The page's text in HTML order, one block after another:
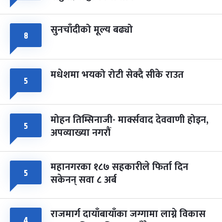
८ सुनचाँदीको मूल्य बढ्यो
५ मधेशमा भयको रोटी सेक्दै सीके राउत
५ मोहन तिम्सिनाजी- मार्क्सवाद देववाणी होइन,
अपव्याख्या नगरौं
५ महानगरका १८७ सहकारीले फिर्ता दिन
सकेनन् सवा ८ अर्ब
राजमार्ग दायाँबायाँका जग्गामा लाग्ने विकास